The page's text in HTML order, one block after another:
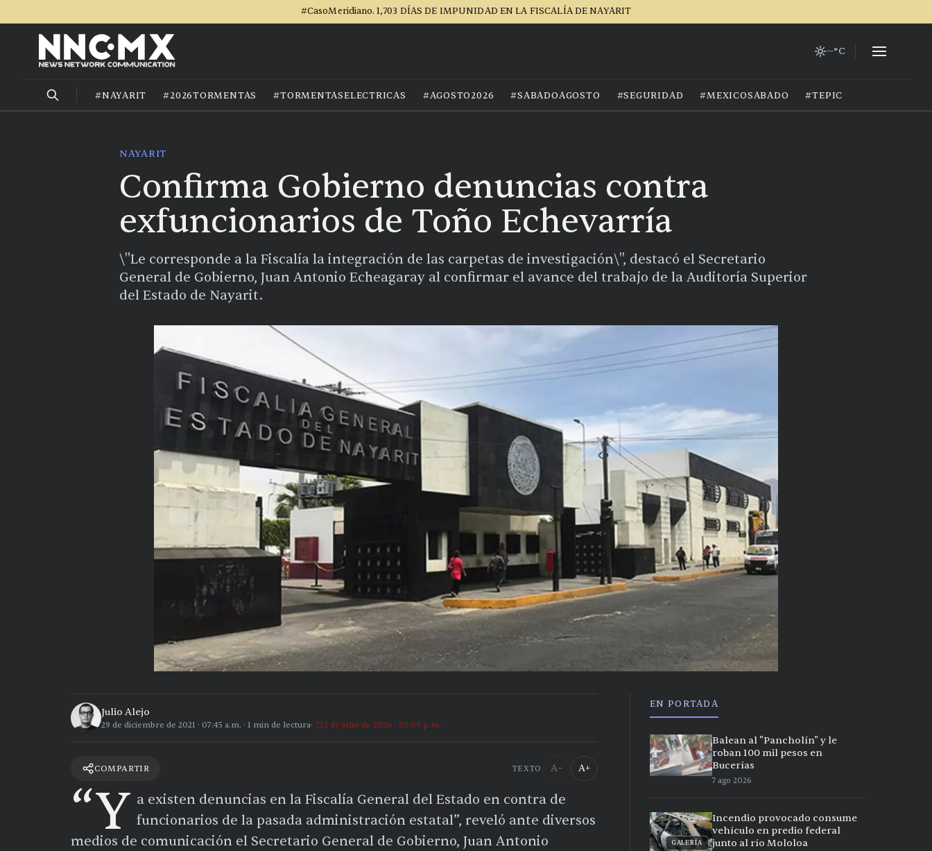
#CasoMeridiano. 1,703 DÍAS DE IMPUNIDAD EN LA FISCALÍA DE NAYARIT
--°C
#NAYARIT #2026TORMENTAS #TORMENTASELECTRICAS #AGOSTO2026 #SABADOAGOSTO #SEGURIDAD #MEXICOSABADO #TEPIC
NAYARIT
Confirma Gobierno denuncias contra
exfuncionarios de Toño Echevarría
\"Le corresponde a la Fiscalía la integración de las carpetas de investigación\", destacó el Secretario
General de Gobierno, Juan Antonio Echeagaray al confirmar el avance del trabajo de la Auditoría Superior
del Estado de Nayarit.
Julio Alejo
29 de diciembre de 2021 · 07:45 a.m. · 1 min de lectura 2 de julio de 2026 · 02:09 p.m.
COMPARTIR TEXTO A− A+
“Y a existen denuncias en la Fiscalía General del Estado en contra de
funcionarios de la pasada administración estatal”, reveló ante diversos
medios de comunicación el Secretario General de Gobierno, Juan Antonio
EN PORTADA
Balean al "Pancholín" y le
roban 100 mil pesos en
Bucerías
7 ago 2026
GALERÍA
Incendio provocado consume
vehículo en predio federal
junto al río Mololoa